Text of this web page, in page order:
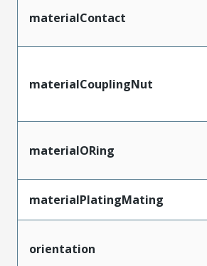
materialContact
materialCouplingNut
materialORing
materialPlatingMating
orientation